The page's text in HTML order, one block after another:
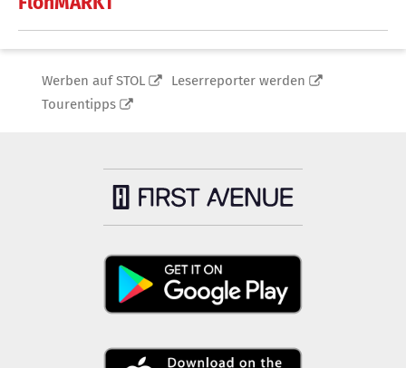
Werben auf STOL
Leserreporter werden
Tourentipps